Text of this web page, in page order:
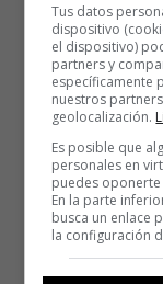
Tus datos
dispositivo
el dispositivo)
partners y
específicamente
nuestros
geolocalización.
Es posible que
personales en
puedes
En la parte
busca un enlace
la configuración